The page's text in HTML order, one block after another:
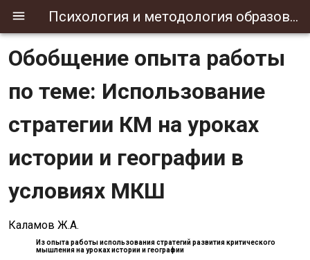
Психология и методология образования
Обобщение опыта работы
по теме: Использование
стратегии КМ на уроках
истории и географии в
условиях МКШ
Каламов Ж.А.
Из опыта работыиспользования стратегий развития критического
мышленияна уроках истории и географии